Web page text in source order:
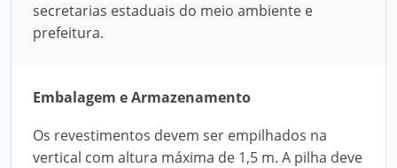
secretarias estaduais do meio ambiente e
prefeitura.
Embalagem e Armazenamento
Os revestimentos devem ser empilhados na
vertical com altura máxima de 1,5 m. A pilha deve